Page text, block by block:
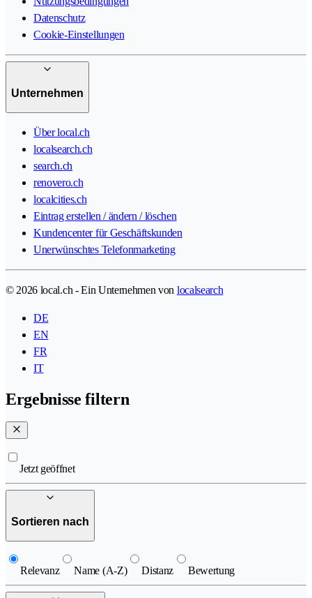
Datenschutz
Cookie-Einstellungen
Unternehmen
Über local.ch
localsearch.ch
search.ch
renovero.ch
localcities.ch
Eintrag erstellen / ändern / löschen
Kundencenter für Geschäftskunden
Unerwünschtes Telefonmarketing
© 2026 local.ch - Ein Unternehmen von localsearch
DE
EN
FR
IT
Ergebnisse filtern
Jetzt geöffnet
Sortieren nach
Relevanz Name (A-Z) Distanz Bewertung